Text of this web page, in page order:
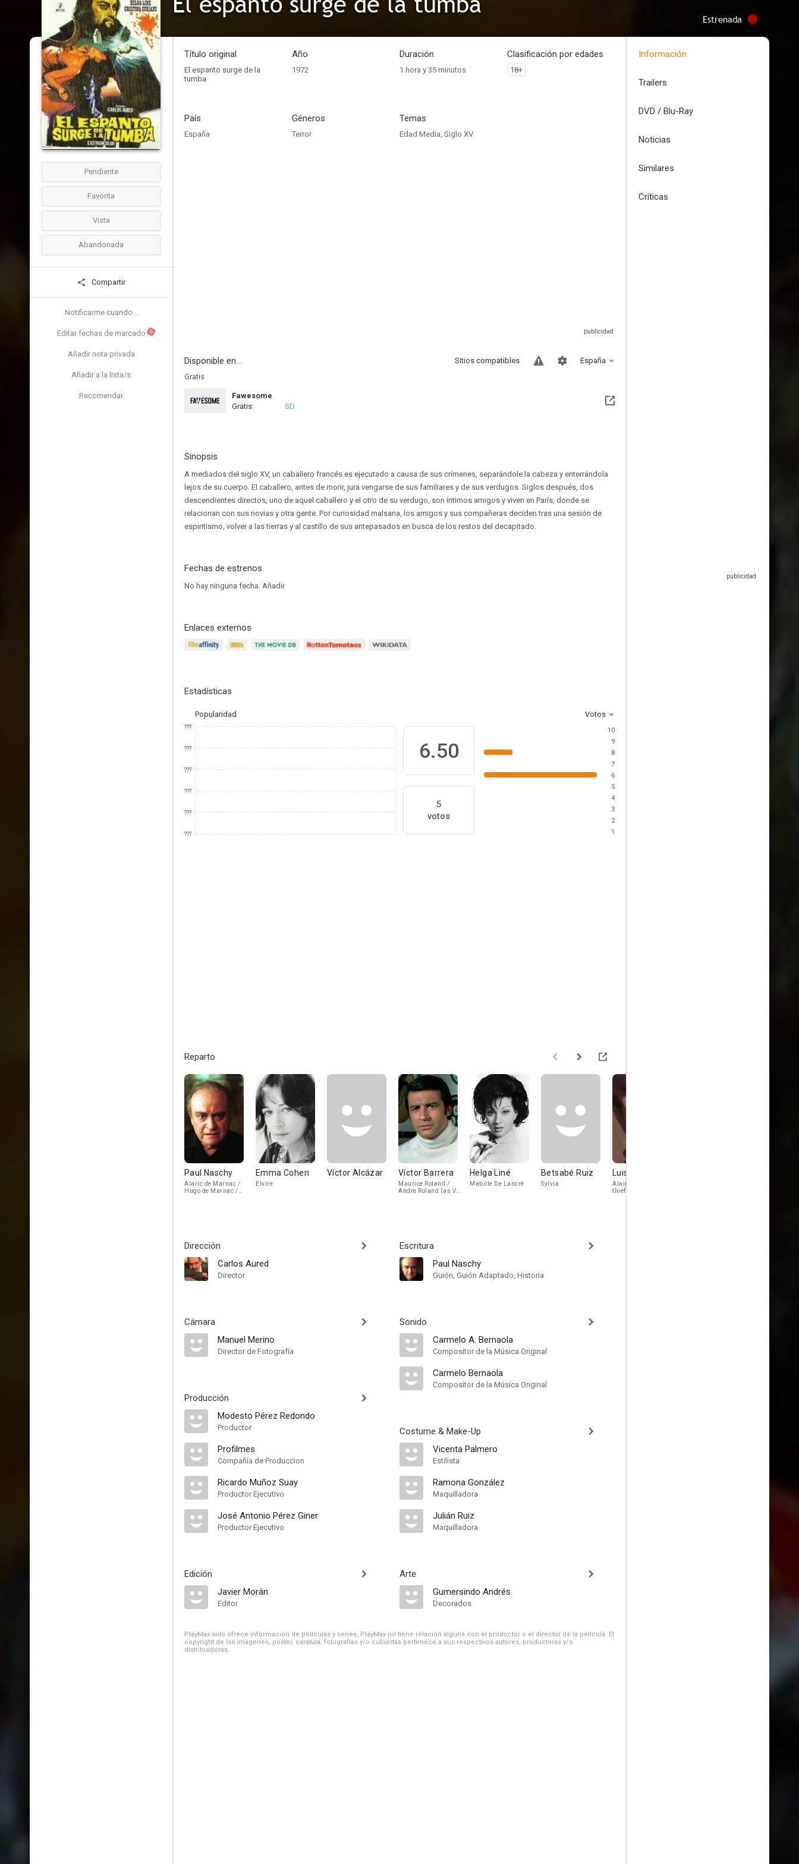
Estrenada
Pendiente
Favorita
Vista
Abandonada
Compartir
Notificarme cuando...
Editar fechas de marcado N
Añadir nota privada
Añadir a la lista/s
Recomendar
Título original
El espanto surge de la
tumba
Año
1972
Duración
1 hora y 35 minutos
Clasificación por edades
18+
País
España
Géneros
Terror
Temas
Edad Media, Siglo XV
Disponible en... España
Sitios compatibles
Gratis
Fawesome
Gratis:
SD
Sinopsis
A mediados del siglo XV, un caballero francés es ejecutado a causa de sus crímenes, separándole la cabeza y enterrándola
lejos de su cuerpo. El caballero, antes de morir, jura vengarse de sus familiares y de sus verdugos. Siglos después, dos
descendientes directos, uno de aquel caballero y el otro de su verdugo, son íntimos amigos y viven en París, donde se
relacionan con sus novias y otra gente. Por curiosidad malsana, los amigos y sus compañeras deciden tras una sesión de
espiritismo, volver a las tierras y al castillo de sus antepasados en busca de los restos del decapitado.
Fechas de estrenos
No hay ninguna fecha. Añadir
Enlaces externos
Estadísticas
Popularidad Votos
???
???
???
???
???
???
6.50
5
votos
10
9
8
7
6
5
4
3
2
1
Reparto
Paul Naschy
Alaric de Marnac /
Hugo de Marnac /
Emma Cohen
Elvire
Víctor Alcázar Víctor Barrera
Maurice Roland /
Andre Roland (as Vic
Helga Liné
Mabille De Lancré
Betsabé Ruiz
Sylvia
Luis Ciges
Alain 'Le Raté' - a
thief
Dirección
Carlos Aured
Director
Cámara
Manuel Merino
Director de Fotografía
Producción
Modesto Pérez Redondo
Productor
Profilmes
Compañía de Produccion
Ricardo Muñoz Suay
Productor Ejecutivo
José Antonio Pérez Giner
Productor Ejecutivo
Edición
Javier Morán
Editor
Escritura
Paul Naschy
Guión, Guión Adaptado, Historia
Sonido
Carmelo A. Bernaola
Compositor de la Música Original
Carmelo Bernaola
Compositor de la Música Original
Costume & Make-Up
Vicenta Palmero
Estilista
Ramona González
Maquilladora
Julián Ruiz
Maquilladora
Arte
Gumersindo Andrés
Decorados
PlayMax solo ofrece información de películas y series, PlayMax no tiene relación alguna con el productor o el director de la película. El
copyright de las imágenes, póster, carátula, fotografías y/o cubiertas pertenece a sus respectivos autores, productoras y/o
distribuidoras.
Información
Trailers
DVD / Blu-Ray
Noticias
Similares
Críticas